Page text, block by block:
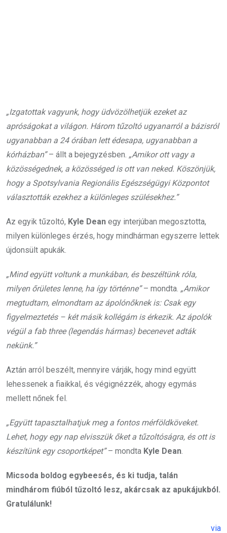
„Izgatottak vagyunk, hogy üdvözölhetjük ezeket az
apróságokat a világon. Három tűzoltó ugyanarról a bázisról
ugyanabban a 24 órában lett édesapa, ugyanabban a
kórházban”– állt a bejegyzésben. „Amikor ott vagy a
közösségednek, a közösséged is ott van neked. Köszönjük,
hogy a Spotsylvania Regionális Egészségügyi Központot
választották ezekhez a különleges szülésekhez.”
Az egyik tűzoltó, Kyle Dean egy interjúban megosztotta,
milyen különleges érzés, hogy mindhárman egyszerre lettek
újdonsült apukák.
„Mind együtt voltunk a munkában, és beszéltünk róla,
milyen őrületes lenne, ha így történne”– mondta. „Amikor
megtudtam, elmondtam az ápolónőknek is: Csak egy
figyelmeztetés – két másik kollégám is érkezik. Az ápolók
végül a fab three (legendás hármas) becenevet adták
nekünk.”
Aztán arról beszélt, mennyire várják, hogy mind együtt
lehessenek a fiaikkal, és végignézzék, ahogy egymás
mellett nőnek fel.
„Együtt tapasztalhatjuk meg a fontos mérföldköveket.
Lehet, hogy egy nap elvisszük őket a tűzoltóságra, és ott is
készítünk egy csoportképet”– mondta Kyle Dean
Micsoda boldog egybeesés, és ki tudja, talán
mindhárom fiúból tűzoltó lesz, akárcsak az apukájukból.
Gratulálunk!
via